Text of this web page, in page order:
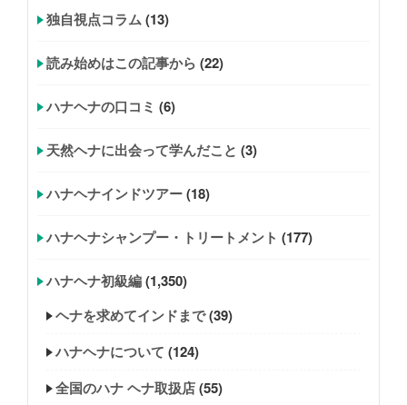
独自視点コラム(13)
読み始めはこの記事から (22)
ハナヘナの口コミ (6)
天然ヘナに出会って学んだこと (3)
ハナヘナインドツアー(18)
ハナヘナシャンプー・トリートメント (177)
ハナヘナ初級編(1,350)
ヘナを求めてインドまで(39)
ハナヘナについて (124)
全国のハナ ヘナ取扱店(55)